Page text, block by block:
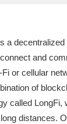
a
and
Fi or cellular
of
called LongFi,
distances.